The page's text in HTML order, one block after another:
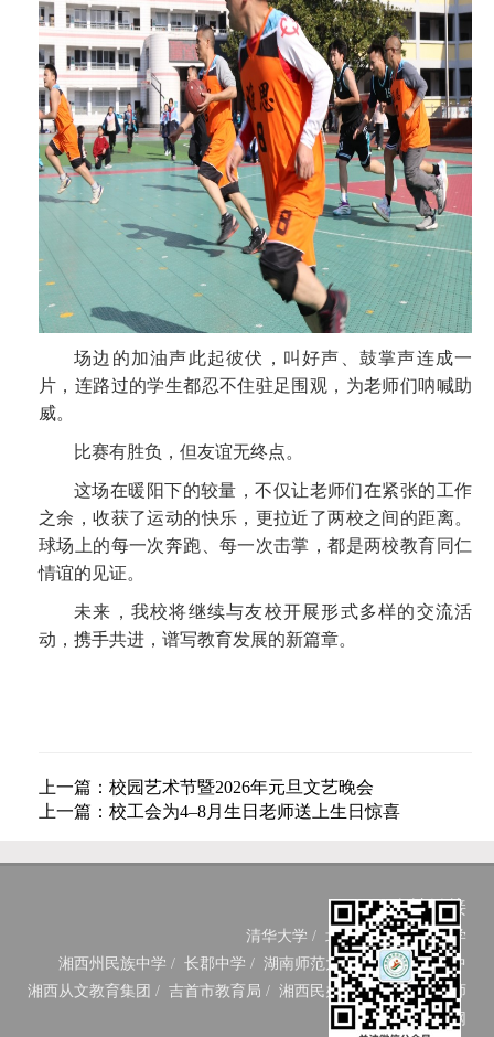
场边的加油声此起彼伏，叫好声、鼓掌声连成一
片，连路过的学生都忍不住驻足围观，为老师们呐喊助
威。
比赛有胜负，但友谊无终点。
这场在暖阳下的较量，不仅让老师们在紧张的工作
之余，收获了运动的快乐，更拉近了两校之间的距离。
球场上的每一次奔跑、每一次击掌，都是两校教育同仁
情谊的见证。
未来，我校将继续与友校开展形式多样的交流活
动，携手共进，谱写教育发展的新篇章。
上一篇：校园艺术节暨2026年元旦文艺晚会
上一篇：校工会为4–8月生日老师送上生日惊喜
友情链接
清华大学 / 北京大学/ 中南大学
湘西州民族中学 / 长郡中学 / 湖南师范大学附中/ 长沙一中
湘西从文教育集团 / 吉首市教育局 / 湘西民办教育网/ 湘西教师
网